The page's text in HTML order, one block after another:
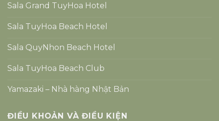
Sala Grand TuyHoa Hotel
Sala TuyHoa Beach Hotel
Sala QuyNhon Beach Hotel
Sala TuyHoa Beach Club
Yamazaki – Nhà hàng Nhật Bản
ĐIỀU KHOẢN VÀ ĐIỀU KIỆN